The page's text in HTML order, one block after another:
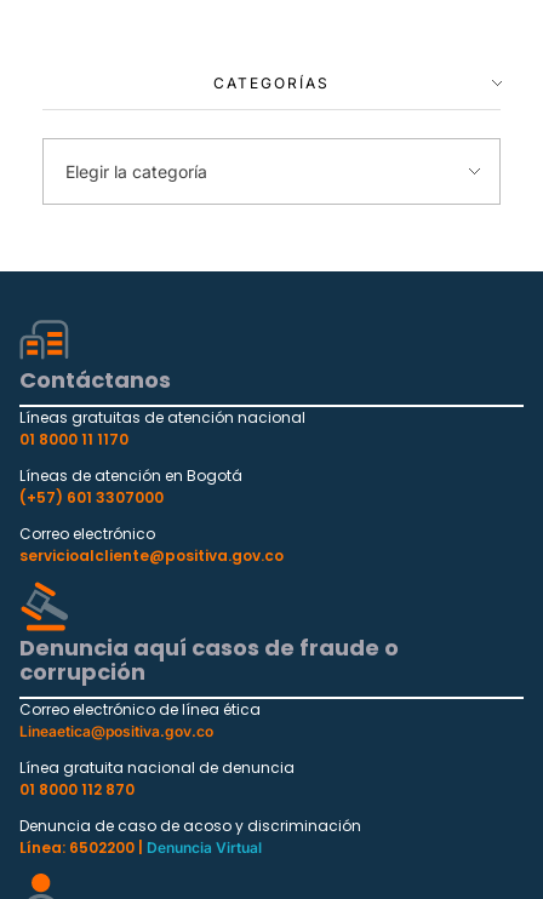
CATEGORÍAS
Contáctanos
Líneas gratuitas de atención nacional
01 8000 11 1170
Líneas de atención en Bogotá
(+57) 601 3307000
Correo electrónico
servicioalcliente@positiva.gov.co
Denuncia aquí casos de fraude o
corrupción
Correo electrónico de línea ética
Lineaetica@positiva.gov.co
Línea gratuita nacional de denuncia
01 8000 112 870
Denuncia de caso de acoso y discriminación
Línea: 6502200 |
Denuncia Virtual